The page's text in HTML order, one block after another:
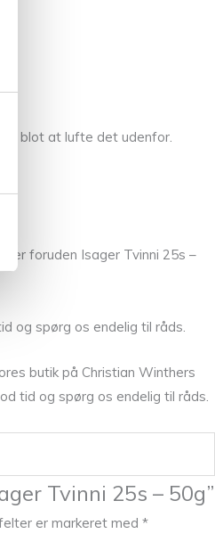
blot at lufte det udenfor.
foruden Isager Tvinni 25s –
og spørg os endelig til råds.
butik på Christian Winthers
tid og spørg os endelig til råds.
Tvinni 25s – 50g”
er markeret med *